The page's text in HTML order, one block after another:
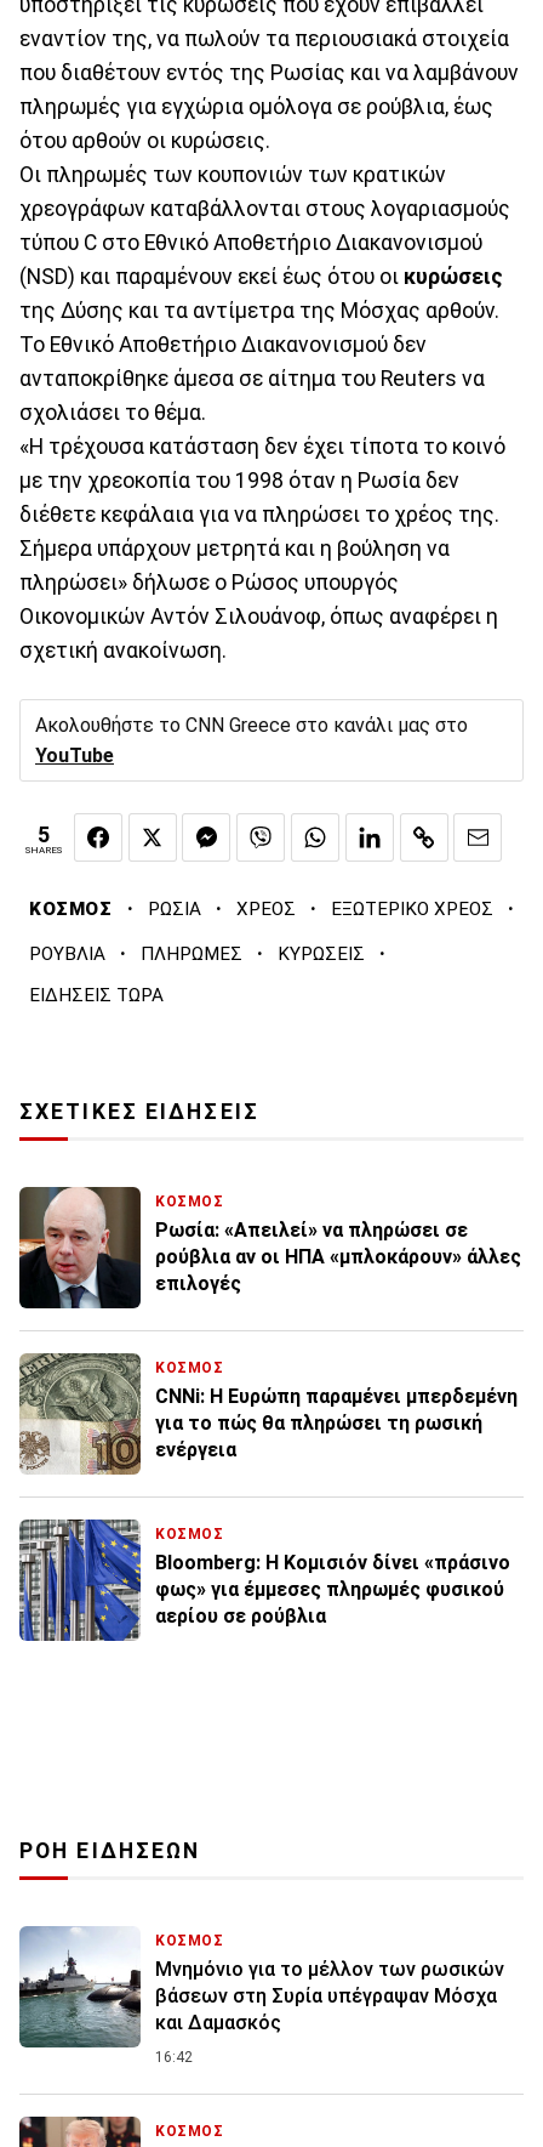
εναντίον της, να πωλούν τα περιουσιακά στοιχεία
που διαθέτουν εντός της Ρωσίας και να λαμβάνουν
πληρωμές για εγχώρια ομόλογα σε ρούβλια, έως
ότου αρθούν οι κυρώσεις.
Οι πληρωμές των κουπονιών των κρατικών
χρεογράφων καταβάλλονται στους λογαριασμούς
τύπου C στο Εθνικό Αποθετήριο Διακανονισμού
(NSD) και παραμένουν εκεί έως ότου οι κυρώσεις
της Δύσης και τα αντίμετρα της Μόσχας αρθούν.
Το Εθνικό Αποθετήριο Διακανονισμού δεν
ανταποκρίθηκε άμεσα σε αίτημα του Reuters να
σχολιάσει το θέμα.
«Η τρέχουσα κατάσταση δεν έχει τίποτα το κοινό
με την χρεοκοπία του 1998 όταν η Ρωσία δεν
διέθετε κεφάλαια για να πληρώσει το χρέος της.
Σήμερα υπάρχουν μετρητά και η βούληση να
πληρώσει» δήλωσε ο Ρώσος υπουργός
Οικονομικών Αντόν Σιλουάνοφ, όπως αναφέρει η
σχετική ανακοίνωση.
Ακολουθήστε το CNN Greece στο κανάλι μας στο
YouTube
5
SHARES
ΚΟΣΜΟΣ · ΡΩΣΙΑ · ΧΡΕΟΣ · ΕΞΩΤΕΡΙΚΟ ΧΡΕΟΣ ·
ΡΟΥΒΛΙΑ · ΠΛΗΡΩΜΕΣ · ΚΥΡΩΣΕΙΣ ·
ΕΙΔΗΣΕΙΣ ΤΩΡΑ
ΣΧΕΤΙΚΕΣ ΕΙΔΗΣΕΙΣ
ΚΟΣΜΟΣ
Ρωσία: «Απειλεί» να πληρώσει σε
ρούβλια αν οι ΗΠΑ «μπλοκάρουν» άλλες
επιλογές
ΚΟΣΜΟΣ
CNNi: H Ευρώπη παραμένει μπερδεμένη
για το πώς θα πληρώσει τη ρωσική
ενέργεια
ΚΟΣΜΟΣ
Βloomberg: Η Κομισιόν δίνει «πράσινο
φως» για έμμεσες πληρωμές φυσικού
αερίου σε ρούβλια
ΡΟΗ ΕΙΔΗΣΕΩΝ
ΚΟΣΜΟΣ
Μνημόνιο για το μέλλον των ρωσικών
βάσεων στη Συρία υπέγραψαν Μόσχα
και Δαμασκός
16:42
ΚΟΣΜΟΣ